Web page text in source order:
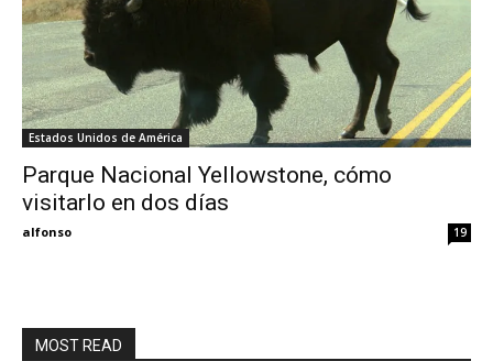
Estados Unidos de América
Parque Nacional Yellowstone, cómo
visitarlo en dos días
alfonso 19
MOST READ